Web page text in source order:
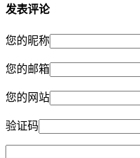
发表评论
您的昵称
您的邮箱
您的网站
验证码